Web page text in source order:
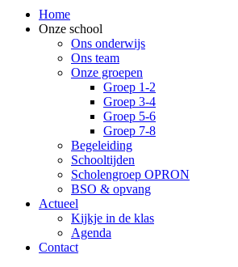
Home
Onze school
Ons onderwijs
Ons team
Onze groepen
Groep 1-2
Groep 3-4
Groep 5-6
Groep 7-8
Begeleiding
Schooltijden
Scholengroep OPRON
BSO & opvang
Actueel
Kijkje in de klas
Agenda
Contact